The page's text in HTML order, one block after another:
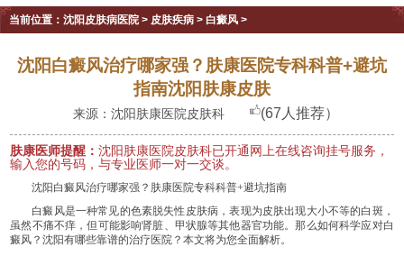
当前位置： 沈阳皮肤病医院> 皮肤疾病> 白癜风>
沈阳白癜风治疗哪家强？肤康医院专科科普+避坑
指南沈阳肤康皮肤
来源：沈阳肤康医院皮肤科 (67人推荐）
肤康医师提醒：沈阳肤康医院皮肤科已开通网上在线咨询挂号服务，
输入您的号码，与专业医师一对一交谈。
沈阳白癜风治疗哪家强？肤康医院专科科普+避坑指南
白癜风是一种常见的色素脱失性皮肤病，表现为皮肤出现大小不等的白斑，
虽然不痛不痒，但可能影响肾脏、甲状腺等其他器官功能。那么如何科学应对白
癜风？沈阳有哪些靠谱的治疗医院？本文将为您全面解析。